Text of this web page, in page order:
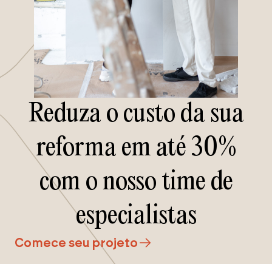
Reduza o custo da sua
reforma em até 30%
com o nosso time de
especialistas
Comece seu projeto